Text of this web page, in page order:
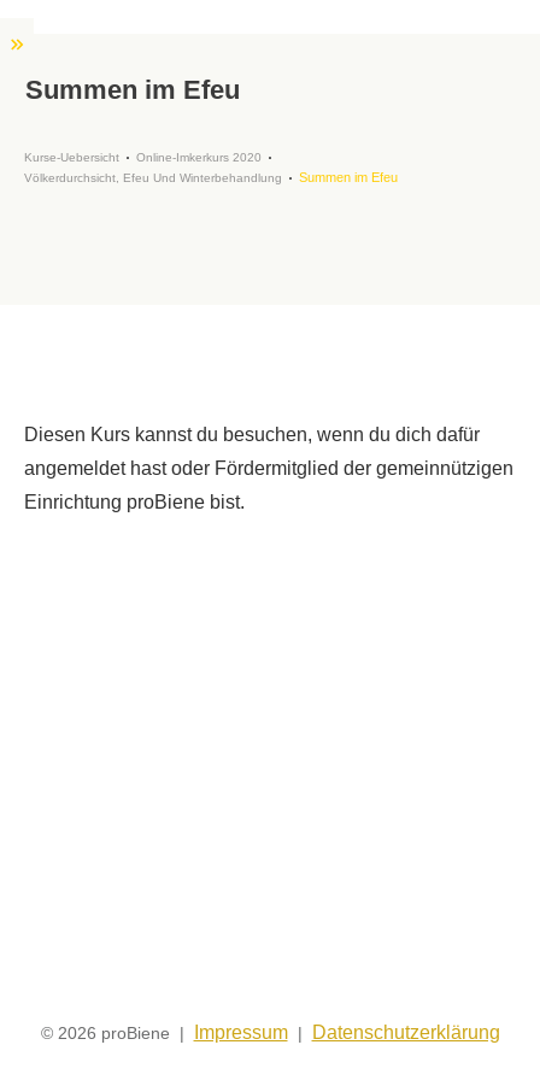
Summen im Efeu
Kurse-Uebersicht
Online-Imkerkurs 2020
Völkerdurchsicht, Efeu Und Winterbehandlung
Summen im Efeu
Diesen Kurs kannst du besuchen, wenn du dich dafür
angemeldet hast oder Fördermitglied der gemeinnützigen
Einrichtung proBiene bist.
© 2026 proBiene | Impressum| Datenschutzerklärung